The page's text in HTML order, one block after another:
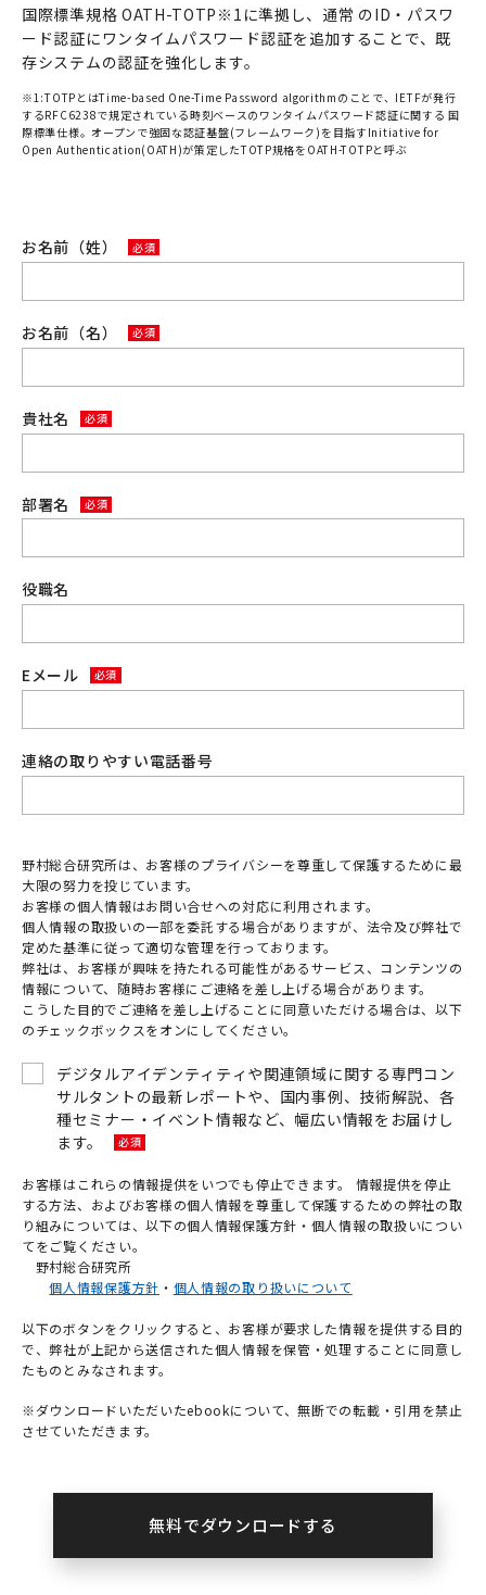
国際標準規格 OATH-TOTP※1に準拠し、通常 のID・パスワ
ード認証にワンタイムパスワード認証を追加することで、既
存システムの認証を強化します。
※1:TOTPとはTime-based One-Time Password algorithmのことで、IETFが発行
するRFC6238で規定されている時刻ベースのワンタイムパスワード認証に関する 国
際標準仕様。オープンで強固な認証基盤(フレームワーク)を目指すInitiative for
Open Authentication(OATH)が策定したTOTP規格をOATH-TOTPと呼ぶ
お名前（姓）
お名前（名）
貴社名
部署名
役職名
Eメール
連絡の取りやすい電話番号
野村総合研究所は、お客様のプライバシーを尊重して保護するために最
大限の努力を投じています。
お客様の個人情報はお問い合せへの対応に利用されます。
個人情報の取扱いの一部を委託する場合がありますが、法令及び弊社で
定めた基準に従って適切な管理を行っております。
弊社は、お客様が興味を持たれる可能性があるサービス、コンテンツの
情報について、随時お客様にご連絡を差し上げる場合があります。
こうした目的でご連絡を差し上げることに同意いただける場合は、以下
のチェックボックスをオンにしてください。
デジタルアイデンティティや関連領域に関する専門コン
サルタントの最新レポートや、国内事例、技術解説、各
種セミナー・イベント情報など、幅広い情報をお届けし
ます。
お客様はこれらの情報提供をいつでも停止できます。 情報提供を停止
する方法、およびお客様の個人情報を尊重して保護するための弊社の取
り組みについては、以下の個人情報保護方針・個人情報の取扱いについ
てをご覧ください。
野村総合研究所
個人情報保護方針 ・ 個人情報の取り扱いについて
以下のボタンをクリックすると、お客様が要求した情報を提供する目的
で、弊社が上記から送信された個人情報を保管・処理することに同意し
たものとみなされます。
※ダウンロードいただいたebookについて、無断での転載・引用を禁止
させていただきます。